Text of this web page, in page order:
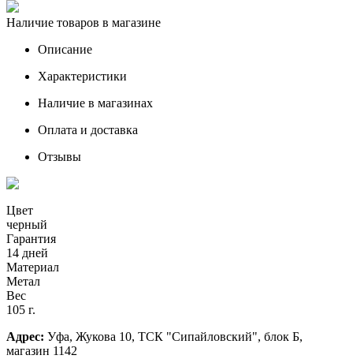
Наличие товаров в магазине
Описание
Характеристики
Наличие в магазинах
Оплата и доставка
Отзывы
Цвет
черный
Гарантия
14 дней
Материал
Метал
Вес
105 г.
Адрес: Уфа, Жукова 10, ТСК "Сипайловский", блок Б,
магазин 1142